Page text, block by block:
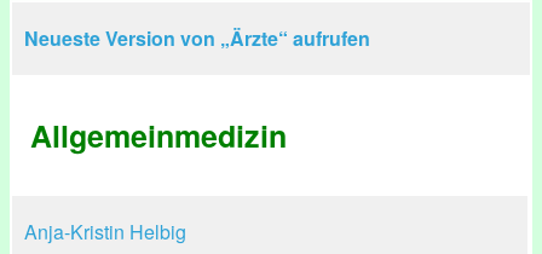
Neueste Version von „Ärzte“ aufrufen
Allgemeinmedizin
Anja-Kristin Helbig